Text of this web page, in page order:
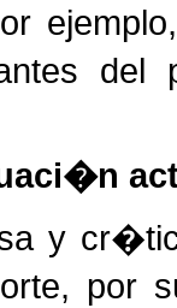
y
por